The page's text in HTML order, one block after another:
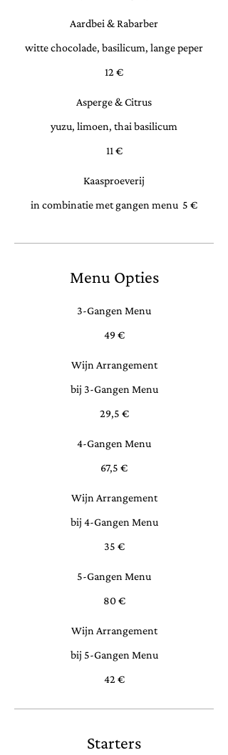
Aardbei & Rabarber
witte chocolade, basilicum, lange peper
12 €
Asperge & Citrus
yuzu, limoen, thai basilicum
11 €
Kaasproeverij
in combinatie met gangen menu 5 €
Menu Opties
3-Gangen Menu
49 €
Wijn Arrangement
bij 3-Gangen Menu
29,5 €
4-Gangen Menu
67,5 €
Wijn Arrangement
bij 4-Gangen Menu
35 €
5-Gangen Menu
80 €
Wijn Arrangement
bij 5-Gangen Menu
42 €
Starters